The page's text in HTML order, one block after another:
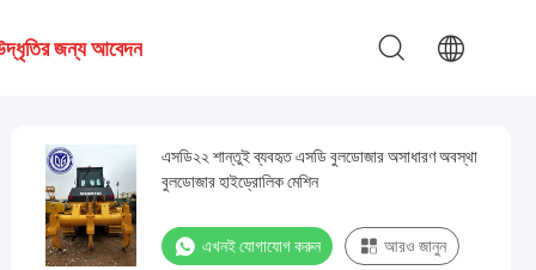
জন্য আবেদন
এসডি২২ শান্তুই ব্যবহৃত এসডি বুলডোজার অসাধারণ অবস্থা
বুলডোজার হাইড্রোলিক মেশিন
এখনই যোগাযোগ করুন আরও জানুন